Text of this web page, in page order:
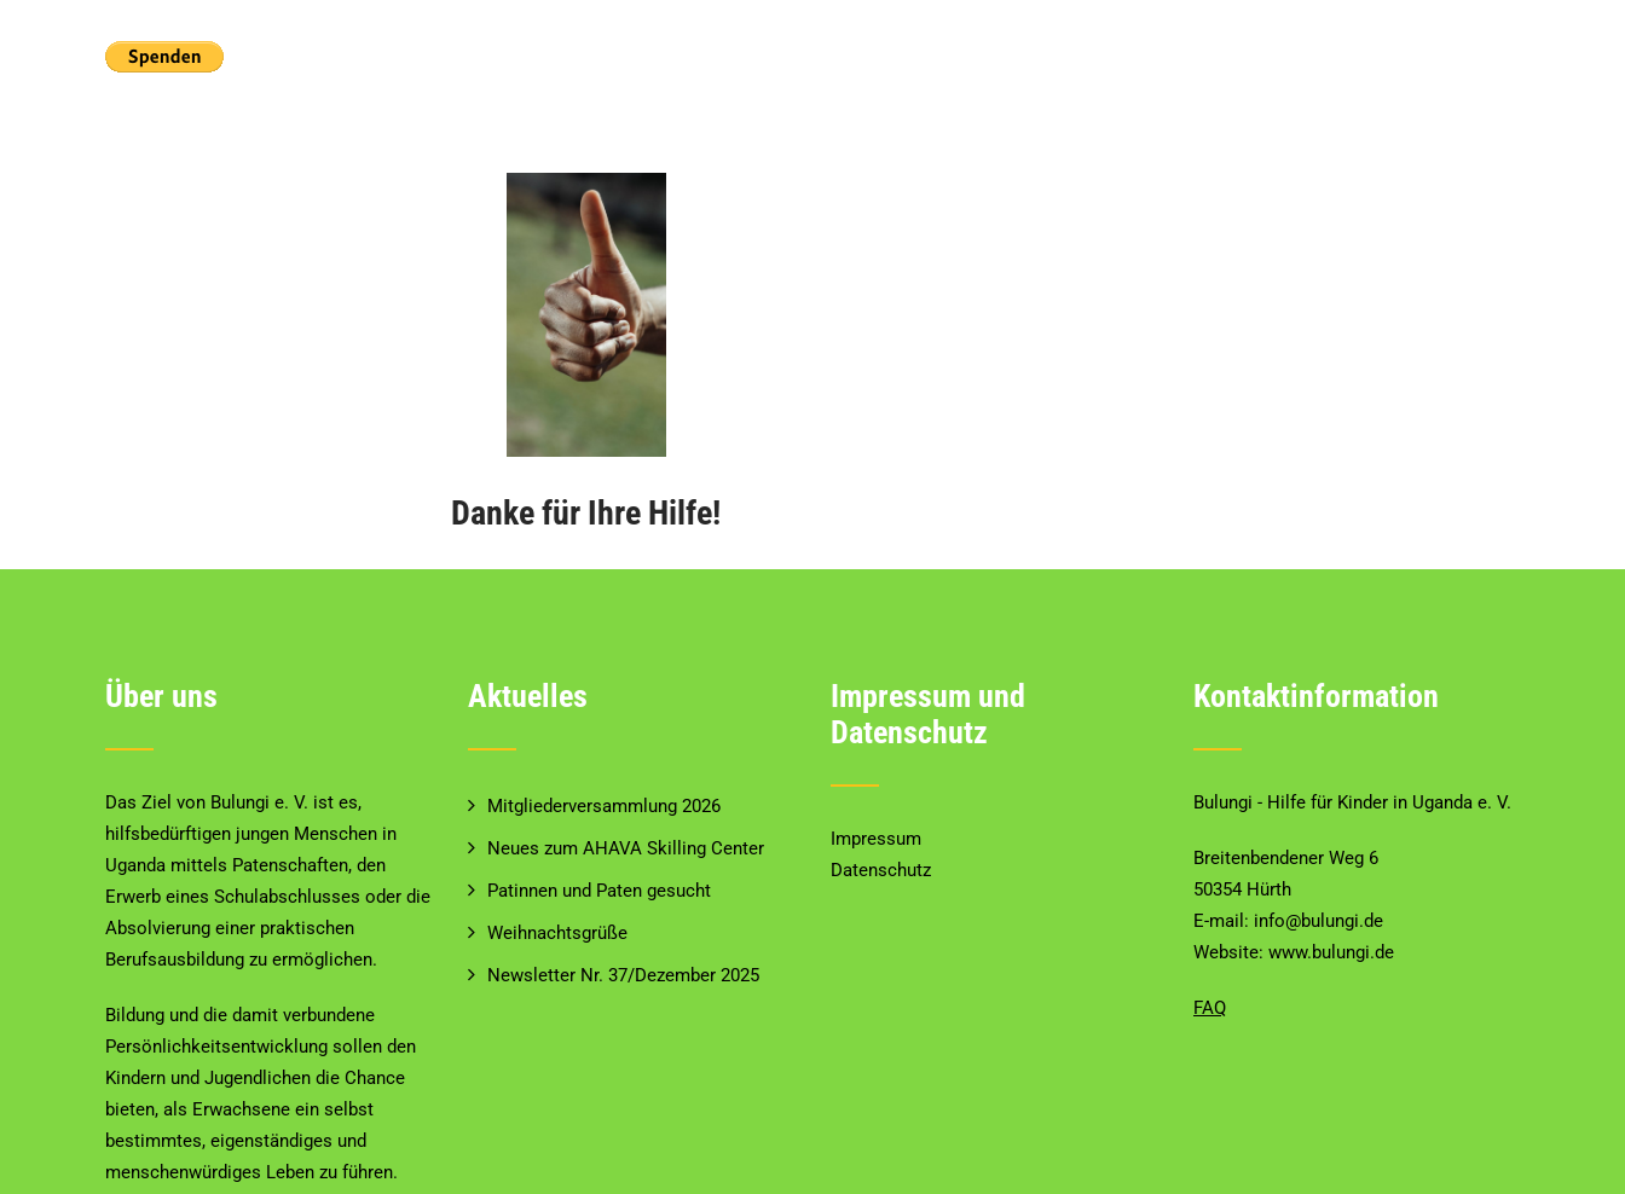
Danke für Ihre Hilfe!
Über uns
Das Ziel von Bulungi e. V. ist es,
hilfsbedürftigen jungen Menschen in
Uganda mittels Patenschaften, den
Erwerb eines Schulabschlusses oder die
Absolvierung einer praktischen
Berufsausbildung zu ermöglichen.
Bildung und die damit verbundene
Persönlichkeitsentwicklung sollen den
Kindern und Jugendlichen die Chance
bieten, als Erwachsene ein selbst
bestimmtes, eigenständiges und
menschenwürdiges Leben zu führen.
Aktuelles
Mitgliederversammlung 2026
Neues zum AHAVA Skilling Center
Patinnen und Paten gesucht
Weihnachtsgrüße
Newsletter Nr. 37/Dezember 2025
Impressum und
Datenschutz
Impressum
Datenschutz
Kontaktinformation
Bulungi - Hilfe für Kinder in Uganda e. V.
Breitenbendener Weg 6
50354 Hürth
E-mail: info@bulungi.de
Website: www.bulungi.de
FAQ